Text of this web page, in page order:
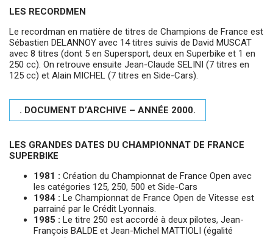
LES RECORDMEN
Le recordman en matière de titres de Champions de France est
Sébastien DELANNOY avec 14 titres suivis de David MUSCAT
avec 8 titres (dont 5 en Supersport, deux en Superbike et 1 en
250 cc). On retrouve ensuite Jean-Claude SELINI (7 titres en
125 cc) et Alain MICHEL (7 titres en Side-Cars).
. DOCUMENT D’ARCHIVE – ANNÉE 2000.
LES GRANDES DATES DU CHAMPIONNAT DE FRANCE
SUPERBIKE
1981 : Création du Championnat de France Open avec
les catégories 125, 250, 500 et Side-Cars
1984 : Le Championnat de France Open de Vitesse est
parrainé par le Crédit Lyonnais.
1985 : Le titre 250 est accordé à deux pilotes, Jean-
François BALDE et Jean-Michel MATTIOLI (égalité